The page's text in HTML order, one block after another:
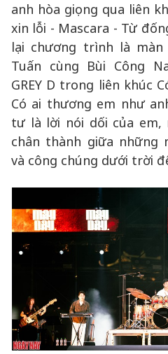
anh hòa giọng qua liên
xin lỗi - Mascara - Từ
lại chương trình là
Tuấn cùng Bùi Công
GREY D trong liên khúc
Có ai thương em như
tư là lời nói dối của em,
chân thành giữa những
và công chúng dưới trời